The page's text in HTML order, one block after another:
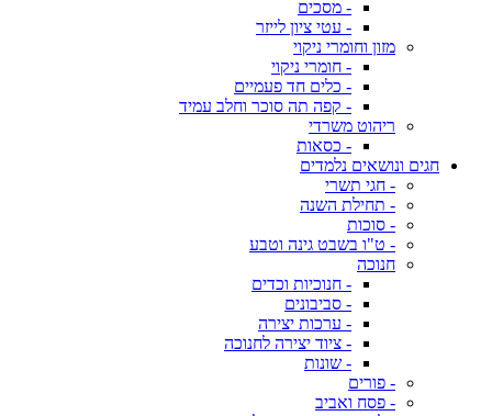
- מסכים
- עטי ציון לייזר
מזון וחומרי ניקוי
- חומרי ניקוי
- כלים חד פעמיים
- קפה תה סוכר וחלב עמיד
ריהוט משרדי
- כסאות
חגים ונושאים נלמדים
- חגי תשרי
- תחילת השנה
- סוכות
- ט"ו בשבט גינה וטבע
חנוכה
- חנוכיות וכדים
- סביבונים
- ערכות יצירה
- ציוד יצירה לחנוכה
- שונות
- פורים
- פסח ואביב